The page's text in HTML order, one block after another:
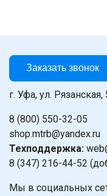
Заказать звонок
г. Уфа, ул. Рязанская,
8 (800) 550-32-05
shop.mtrb@yandex.ru
Техподдержка:
8 (347) 216-44-52
Мы в социальных